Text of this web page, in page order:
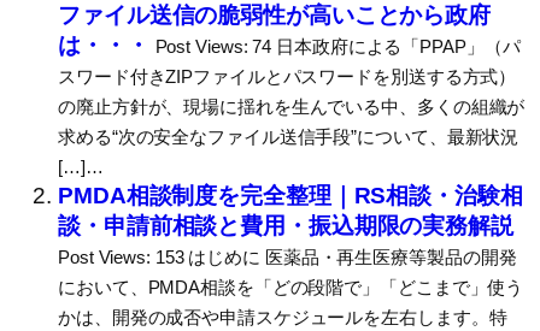
ファイル送信の脆弱性が高いことから政府
は・・・
Post Views: 74 日本政府による「PPAP」（パ
スワード付きZIPファイルとパスワードを別送する方式）
の廃止方針が、現場に揺れを生んでいる中、多くの組織が
求める“次の安全なファイル送信手段”について、最新状況
[…]…
PMDA相談制度を完全整理｜RS相談・治験相
談・申請前相談と費用・振込期限の実務解説
Post Views: 153 はじめに 医薬品・再生医療等製品の開発
において、PMDA相談を「どの段階で」「どこまで」使う
かは、開発の成否や申請スケジュールを左右します。特